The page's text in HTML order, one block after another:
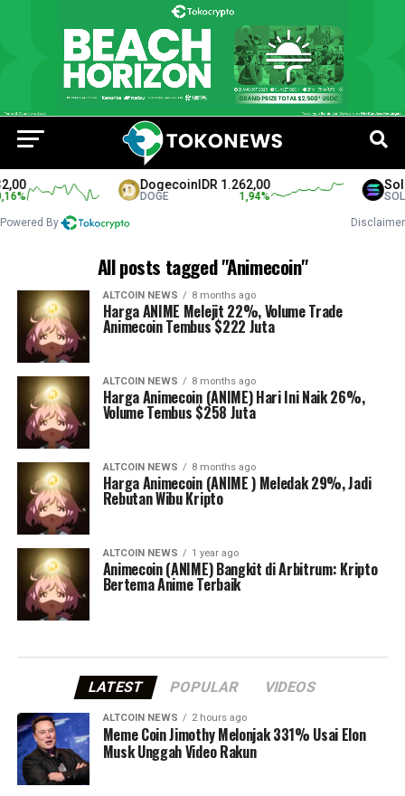
%
DogecoinIDR 1.262,00
DOGE 1,94% SOL
Powered By Disclaimer
All posts tagged "Animecoin"
ALTCOIN NEWS 8 months ago
Harga ANIME Melejit 22%, Volume Trade
Animecoin Tembus $222 Juta
ALTCOIN NEWS 8 months ago
Harga Animecoin (ANIME) Hari Ini Naik 26%,
Volume Tembus $258 Juta
ALTCOIN NEWS 8 months ago
Harga Animecoin (ANIME ) Meledak 29%, Jadi
Rebutan Wibu Kripto
ALTCOIN NEWS 1 year ago
Animecoin (ANIME) Bangkit di Arbitrum: Kripto
Bertema Anime Terbaik
LATEST POPULAR VIDEOS
ALTCOIN NEWS 2 hours ago
Meme Coin Jimothy Melonjak 331% Usai Elon
Musk Unggah Video Rakun